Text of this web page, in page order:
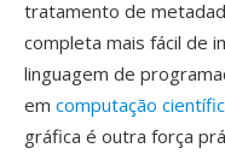
tratamento de
completa mais fácil de
linguagem de
em computação
gráfica é outra força